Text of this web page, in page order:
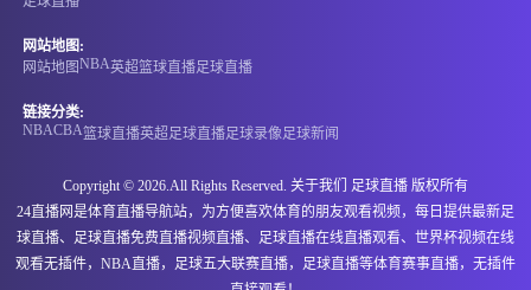
水星 0 - 0
情报
国际赛 07-08 16:00 即将开始
网站地图:
网站地图NBA英超篮球直播足球直播
链接分类:
NBACBA篮球直播英超 足球直播足球录像 足球新闻
Copyright © 2026.All Rights Reserved. 关于我们 足球直播 版权所有
24直播网是体育直播导航站，为方便喜欢体育的朋友观看视频，每日提供最新足
球直播、足球直播免费直播视频直播、足球直播在线直播观看、世界杯视频在线
观看无插件，NBA直播，足球五大联赛直播，足球直播等体育赛事直播，无插件